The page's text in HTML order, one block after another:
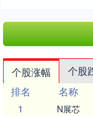
个股涨幅 个股
排名
名称
1
N展芯